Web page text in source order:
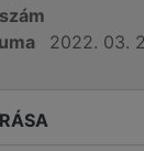
2022. 03.